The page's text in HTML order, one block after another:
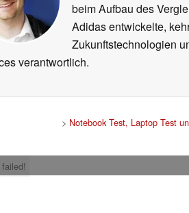
beim Aufbau des
Adidas entwickelte,
Zukunftstechnologien
verantwortlich.
> Notebook Test, Laptop Test